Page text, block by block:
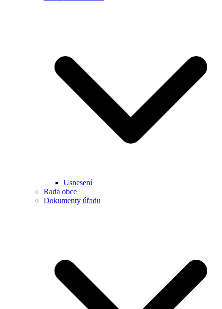
Usnesení
Rada obce
Dokumenty úřadu